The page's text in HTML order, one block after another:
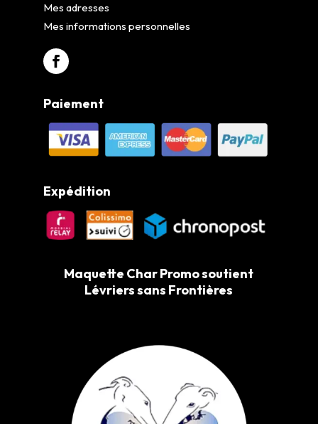
Mes adresses
Mes informations personnelles
Paiement
Expédition
Maquette Char Promo soutient
Lévriers sans Frontières